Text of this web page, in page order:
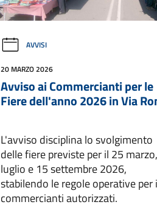
AVVISI
20 MARZO 2026
Avviso ai Commercianti per le
Fiere dell'anno 2026 in Via
L'avviso disciplina lo svolgimento
delle fiere previste per il 25
luglio e 15 settembre 2026,
stabilendo le regole operative per i
commercianti autorizzati.